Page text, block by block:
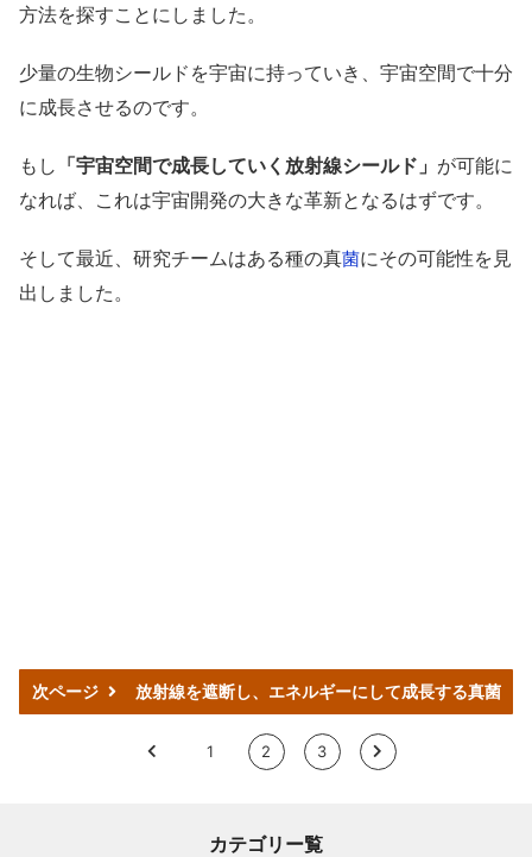
方法を探すことにしました。
少量の生物シールドを宇宙に持っていき、宇宙空間で十分
に成長させるのです。
もし 「宇宙空間で成長していく放射線シールド」 が可能に
なれば、これは宇宙開発の大きな革新となるはずです。
そして最近、研究チームはある種の真菌にその可能性を見
出しました。
次ページ 放射線を遮断し、エネルギーにして成長する真菌
< 1 2 3 >
カテゴリー覧